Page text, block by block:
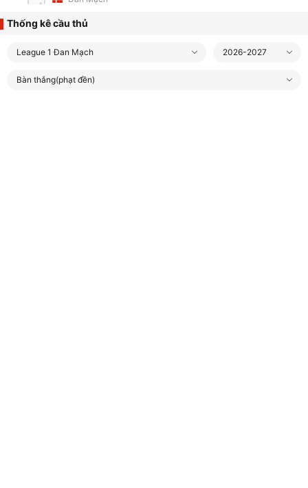
Thống kê cầu thủ
League 1 Đan Mạch 2026-2027
Bàn thắng(phạt đền)